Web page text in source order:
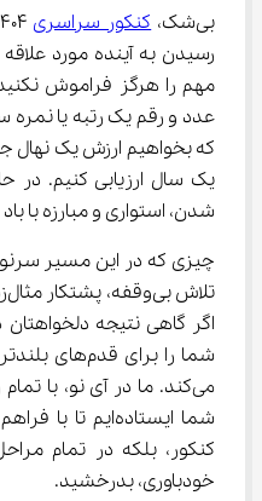
بی‌شک، کنکور سراسری
رسیدن به آینده مورد
مهم را هرگز فراموش
عدد و رقم یک رتبه یا
که بخواهیم ارزش یک نهال
شدن، استواری و مبارزه با
اگر گاهی نتیجه
می‌کند. ما در آی نو، با
کنکور، بلکه در تمام
خودباوری، بدرخشید.